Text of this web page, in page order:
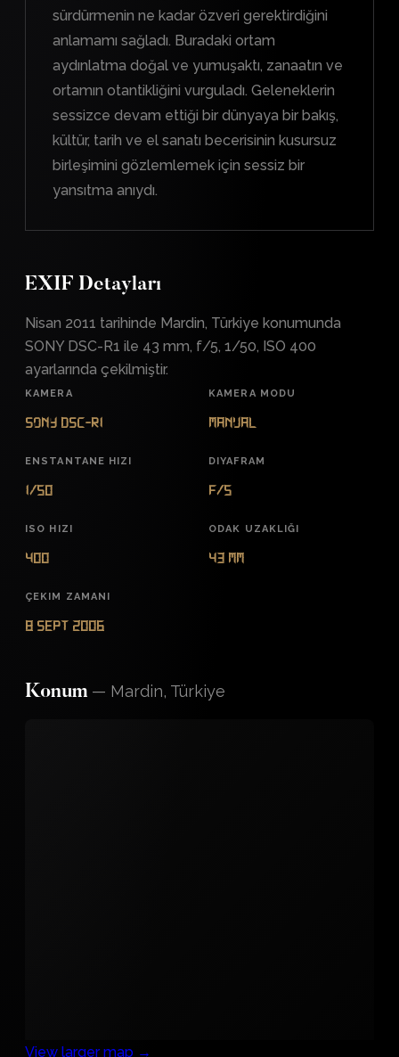
sürdürmenin ne kadar özveri gerektirdiğini
anlamamı sağladı. Buradaki ortam
aydınlatma doğal ve yumuşaktı, zanaatın ve
ortamın otantikliğini vurguladı. Geleneklerin
sessizce devam ettiği bir dünyaya bir bakış,
kültür, tarih ve el sanatı becerisinin kusursuz
birleşimini gözlemlemek için sessiz bir
yansıtma anıydı.
EXIF Detayları
Nisan 2011 tarihinde Mardin, Türkiye konumunda
SONY DSC-R1 ile 43 mm, f/5, 1/50, ISO 400
ayarlarında çekilmiştir.
KAMERA
SONY DSC-R1
KAMERA MODU
Manual
ENSTANTANE HIZI
1/50
DIYAFRAM
f/5
ISO HIZI
400
ODAK UZAKLIĞI
43 mm
ÇEKIM ZAMANI
8 Sept 2006
Konum — Mardin, Türkiye
View larger map →